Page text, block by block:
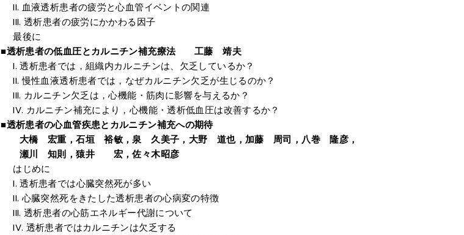
血液透析患者の疲労と心血管イベントの関連
透析患者の疲労にかかわる因子
最後に
■透析患者の低血圧とカルニチン補充療法 工藤 靖夫
透析患者では，組織内カルニチンは、欠乏しているか？
慢性血液透析患者では，なぜカルニチン欠乏が生じるのか？
カルニチン欠乏は，心機能・筋肉に影響を与えるか？
カルニチン補充により，心機能・透析低血圧は改善するか？
■透析患者の心血管疾患とカルニチン補充への期待
大橋 宏重，石垣 裕敏，泉 久美子，大野 道也，加藤 周司，八巻 隆彦，
瀬川 知則，猿井 宏，佐々木昭彦
はじめに
透析患者では心臓突然死が多い
心臓突然死をきたした透析患者の心病変の特徴
透析患者の心筋エネルギー代謝について
透析患者ではカルニチンは欠乏する